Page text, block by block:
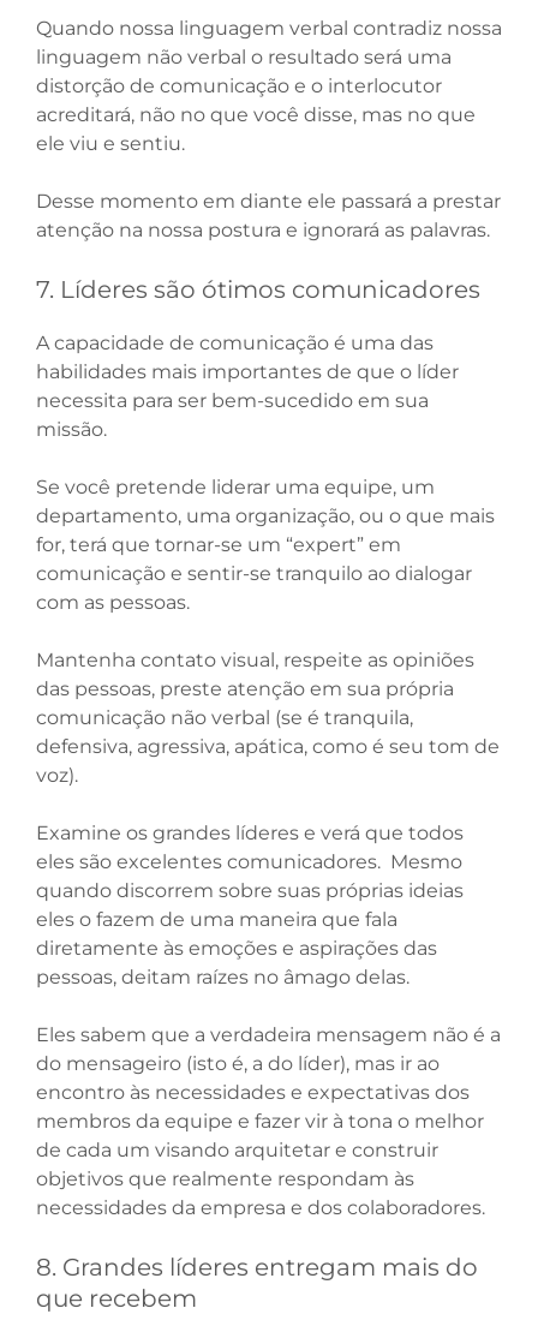
Quando nossa linguagem verbal contradiz nossa
linguagem não verbal o resultado será uma
distorção de comunicação e o interlocutor
acreditará, não no que você disse, mas no que
ele viu e sentiu.
Desse momento em diante ele passará a prestar
atenção na nossa postura e ignorará as palavras.
7. Líderes são ótimos comunicadores
A capacidade de comunicação é uma das
habilidades mais importantes de que o líder
necessita para ser bem-sucedido em sua
missão.
Se você pretende liderar uma equipe, um
departamento, uma organização, ou o que mais
for, terá que tornar-se um “expert” em
comunicação e sentir-se tranquilo ao dialogar
com as pessoas.
Mantenha contato visual, respeite as opiniões
das pessoas, preste atenção em sua própria
comunicação não verbal (se é tranquila,
defensiva, agressiva, apática, como é seu tom de
voz).
Examine os grandes líderes e verá que todos
eles são excelentes comunicadores. Mesmo
quando discorrem sobre suas próprias ideias
eles o fazem de uma maneira que fala
diretamente às emoções e aspirações das
pessoas, deitam raízes no âmago delas.
Eles sabem que a verdadeira mensagem não é a
do mensageiro (isto é, a do líder), mas ir ao
encontro às necessidades e expectativas dos
membros da equipe e fazer vir à tona o melhor
de cada um visando arquitetar e construir
objetivos que realmente respondam às
necessidades da empresa e dos colaboradores.
8. Grandes líderes entregam mais do
que recebem